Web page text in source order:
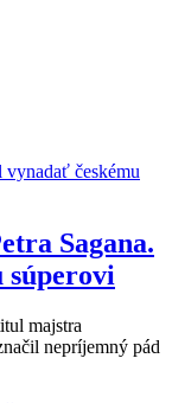
Sagana.
súperovi
majstra
nepríjemný pád